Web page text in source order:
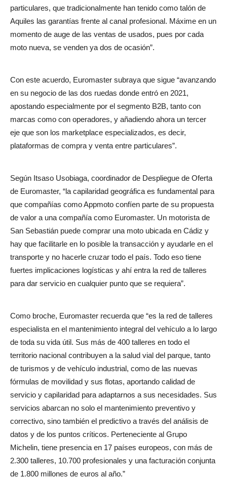
particulares, que tradicionalmente han tenido como talón de
Aquiles las garantías frente al canal profesional. Máxime en un
momento de auge de las ventas de usados, pues por cada
moto nueva, se venden ya dos de ocasión”.
Con este acuerdo, Euromaster subraya que sigue “avanzando
en su negocio de las dos ruedas donde entró en 2021,
apostando especialmente por el segmento B2B, tanto con
marcas como con operadores, y añadiendo ahora un tercer
eje que son los marketplace especializados, es decir,
plataformas de compra y venta entre particulares”.
Según Itsaso Usobiaga, coordinador de Despliegue de Oferta
de Euromaster, “la capilaridad geográfica es fundamental para
que compañías como Appmoto confíen parte de su propuesta
de valor a una compañía como Euromaster. Un motorista de
San Sebastián puede comprar una moto ubicada en Cádiz y
hay que facilitarle en lo posible la transacción y ayudarle en el
transporte y no hacerle cruzar todo el país. Todo eso tiene
fuertes implicaciones logísticas y ahí entra la red de talleres
para dar servicio en cualquier punto que se requiera”.
Como broche, Euromaster recuerda que “es la red de talleres
especialista en el mantenimiento integral del vehículo a lo largo
de toda su vida útil. Sus más de 400 talleres en todo el
territorio nacional contribuyen a la salud vial del parque, tanto
de turismos y de vehículo industrial, como de las nuevas
fórmulas de movilidad y sus flotas, aportando calidad de
servicio y capilaridad para adaptarnos a sus necesidades. Sus
servicios abarcan no solo el mantenimiento preventivo y
correctivo, sino también el predictivo a través del análisis de
datos y de los puntos críticos. Perteneciente al Grupo
Michelin, tiene presencia en 17 países europeos, con más de
2.300 talleres, 10.700 profesionales y una facturación conjunta
de 1.800 millones de euros al año.”